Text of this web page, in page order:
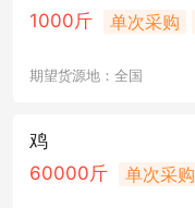
1000斤 单次采购
期望货源地：全国
鸡
60000斤 单次采购